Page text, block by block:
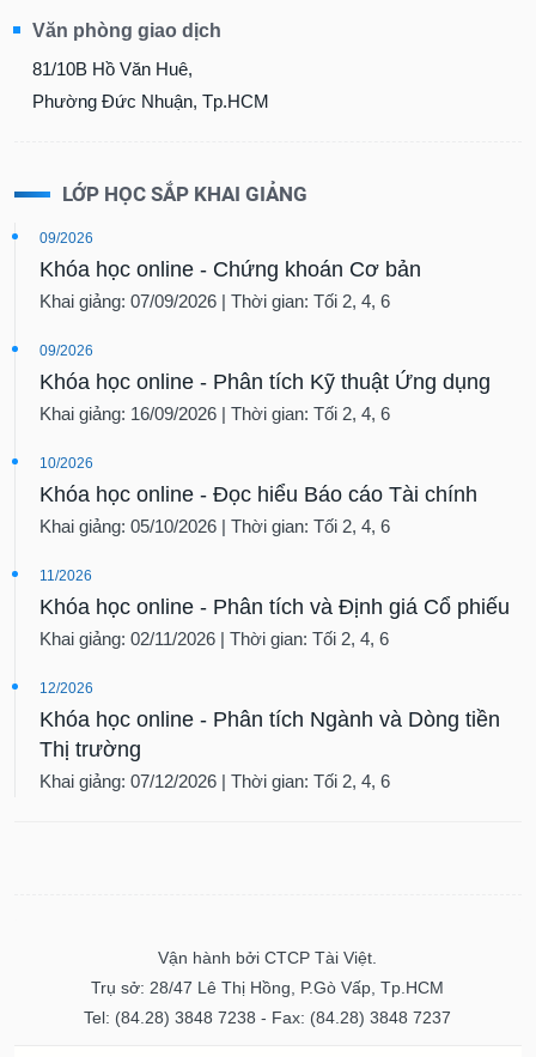
Văn phòng giao dịch
81/10B Hồ Văn Huê,
Phường Đức Nhuận, Tp.HCM
LỚP HỌC SẮP KHAI GIẢNG
09/2026
Khóa học online - Chứng khoán Cơ bản
Khai giảng: 07/09/2026 | Thời gian: Tối 2, 4, 6
09/2026
Khóa học online - Phân tích Kỹ thuật Ứng dụng
Khai giảng: 16/09/2026 | Thời gian: Tối 2, 4, 6
10/2026
Khóa học online - Đọc hiểu Báo cáo Tài chính
Khai giảng: 05/10/2026 | Thời gian: Tối 2, 4, 6
11/2026
Khóa học online - Phân tích và Định giá Cổ phiếu
Khai giảng: 02/11/2026 | Thời gian: Tối 2, 4, 6
12/2026
Khóa học online - Phân tích Ngành và Dòng tiền
Thị trường
Khai giảng: 07/12/2026 | Thời gian: Tối 2, 4, 6
Vận hành bởi CTCP Tài Việt.
Trụ sở: 28/47 Lê Thị Hồng, P.Gò Vấp, Tp.HCM
Tel: (84.28) 3848 7238 - Fax: (84.28) 3848 7237
chính
cụ
thông
liệu